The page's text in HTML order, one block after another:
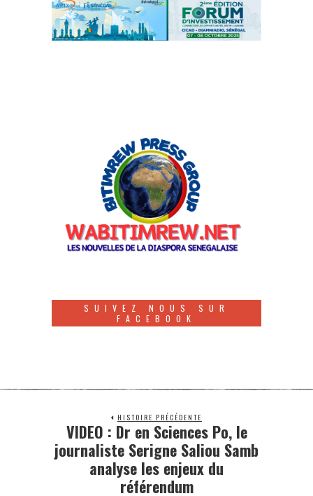
SUIVEZ NOUS SUR
FACEBOOK
HISTOIRE PRÉCÉDENTE
VIDEO : Dr en Sciences Po, le
journaliste Serigne Saliou Samb
analyse les enjeux du
référendum